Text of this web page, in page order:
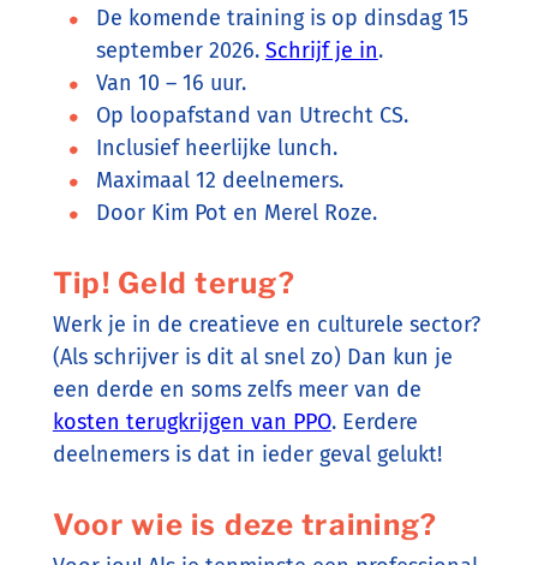
De komende training is op dinsdag 15
september 2026. Schrijf je in.
Van 10 – 16 uur.
Op loopafstand van Utrecht CS.
Inclusief heerlijke lunch.
Maximaal 12 deelnemers.
Door Kim Pot en Merel Roze.
Tip! Geld terug?
Werk je in de creatieve en culturele sector?
(Als schrijver is dit al snel zo) Dan kun je
een derde en soms zelfs meer van de
kosten terugkrijgen van PPO. Eerdere
deelnemers is dat in ieder geval gelukt!
Voor wie is deze training?